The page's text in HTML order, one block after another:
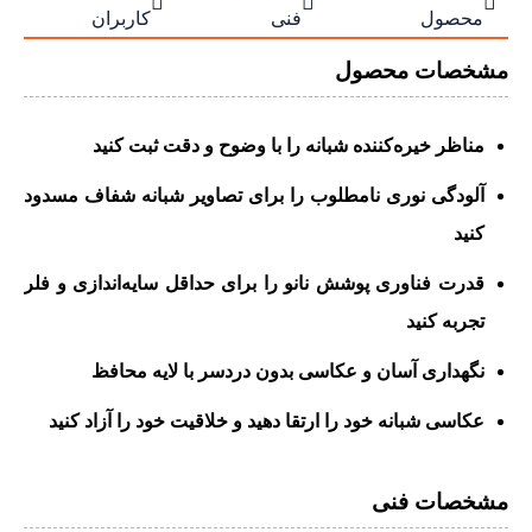
محصول
فنی
کاربران
مشخصات محصول
مناظر خیره‌کننده شبانه را با وضوح و دقت ثبت کنید
آلودگی نوری نامطلوب را برای تصاویر شبانه شفاف مسدود
کنید
قدرت فناوری پوشش نانو را برای حداقل سایه‌اندازی و فلر
تجربه کنید
نگهداری آسان و عکاسی بدون دردسر با لایه محافظ
عکاسی شبانه خود را ارتقا دهید و خلاقیت خود را آزاد کنید
مشخصات فنی